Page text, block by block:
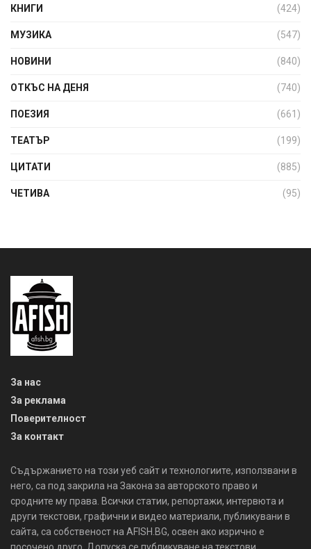
КНИГИ (424)
МУЗИКА (547)
НОВИНИ (840)
ОТКЪС НА ДЕНЯ (740)
ПОЕЗИЯ (661)
ТЕАТЪР (199)
ЦИТАТИ (885)
ЧЕТИВА (95)
За нас
За реклама
Поверителност
За контакт
Съдържанието на този уеб сайт и технологиите, използвани в
него, са под закрила на Закона за авторското право и
сродните му права. Всички статии, репортажи, интервюта и
други текстови, графични и видео материали, публикувани в
сайта, са собственост на AFISH.BG, освен ако изрично е
посочено друго. Допуска се публикуване на текстови